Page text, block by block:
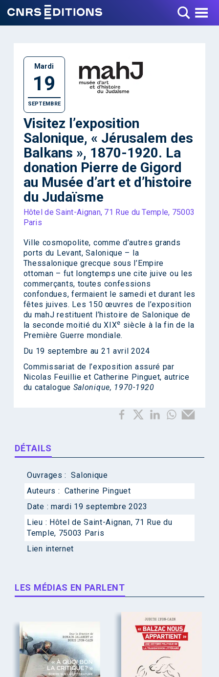
Toggle Menu
Mardi
19
SEPTEMBRE
Visitez l’exposition
Salonique, « Jérusalem des
Balkans », 1870-1920. La
donation Pierre de Gigord
au Musée d’art et d’histoire
du Judaïsme
Hôtel de Saint-Aignan, 71 Rue du Temple, 75003
Paris
Ville cosmopolite, comme d’autres grands
ports du Levant, Salonique – la
Thessalonique grecque sous l’Empire
ottoman – fut longtemps une cite juive ou les
commerçants, toutes confessions
confondues, fermaient le samedi et durant les
fêtes juives. Les 150 œuvres de l’exposition
du mahJ restituent l’histoire de Salonique de
la seconde moitié du XIXe siècle à la fin de la
Première Guerre mondiale.
Du 19 septembre au 21 avril 2024
Commissariat de l’exposition assuré par
Nicolas Feuillie et Catherine Pinguet, autrice
du catalogue Salonique, 1970-1920
DÉTAILS
Ouvrages :
Salonique
Auteurs : Catherine Pinguet
Date : mardi 19 septembre 2023
Lieu : Hôtel de Saint-Aignan, 71 Rue du
Temple, 75003 Paris
Lien internet
LES MÉDIAS EN PARLENT